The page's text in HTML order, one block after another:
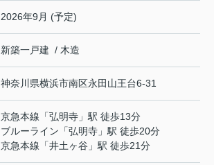
2026年9月 (予定)
新築一戸建 / 木造
神奈川県横浜市南区永田山王台6-31
京急本線 「弘明寺 」駅 徒歩13分
ブルーライン 「弘明寺 」駅 徒歩20分
京急本線 「井土ヶ谷 」駅 徒歩21分